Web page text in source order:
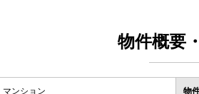
物件概要
マンション 物